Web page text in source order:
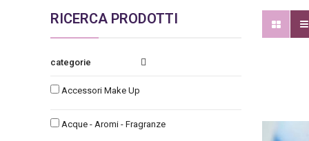
RICERCA PRODOTTI
Accessori Make Up
Acque - Aromi - Fragranze